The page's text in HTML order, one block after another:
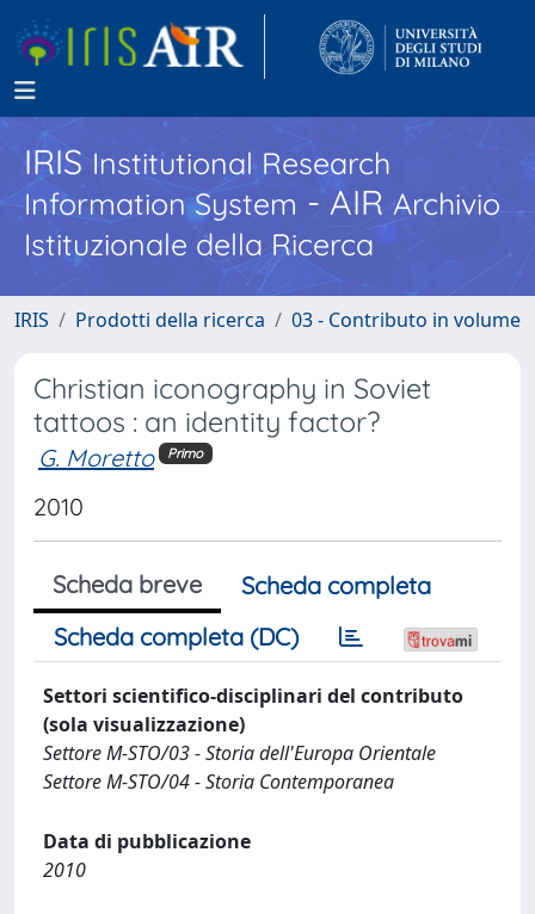
IRISInstitutional Research
Information System - AIR Archivio
Istituzionale della Ricerca
IRIS Prodotti della ricerca 03 - Contributo in volume
Christian iconography in Soviet
tattoos : an identity factor?
G. Moretto Primo
2010
Scheda breve
Scheda completa
Scheda completa (DC)
Settori scientifico-disciplinari del contributo
(sola visualizzazione)
Settore M-STO/03 - Storia dell'Europa Orientale
Settore M-STO/04 - Storia Contemporanea
Data di pubblicazione
2010